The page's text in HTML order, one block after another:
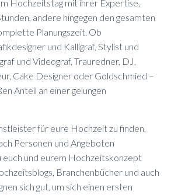
Hochzeitstag mit ihrer Expertise,
andere hingegen den gesamten
Planungszeit. Ob
und Kalligraf, Stylist und
und Videograf, Trauredner, DJ,
Cake Designer oder Goldschmied –
Anteil an einer gelungen
für eure Hochzeit zu finden,
Personen und Angeboten
euch und eurem Hochzeitskonzept
Branchenbücher und auch
sich gut, um sich einen ersten